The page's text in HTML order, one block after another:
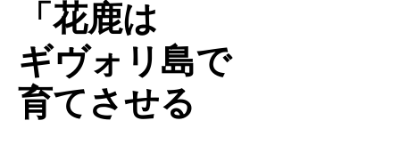
「 花鹿は
ギヴォリ島で
育てさせる